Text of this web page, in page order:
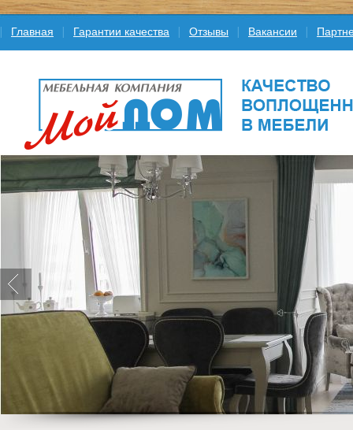
Главная Гарантии качества Отзывы Вакансии